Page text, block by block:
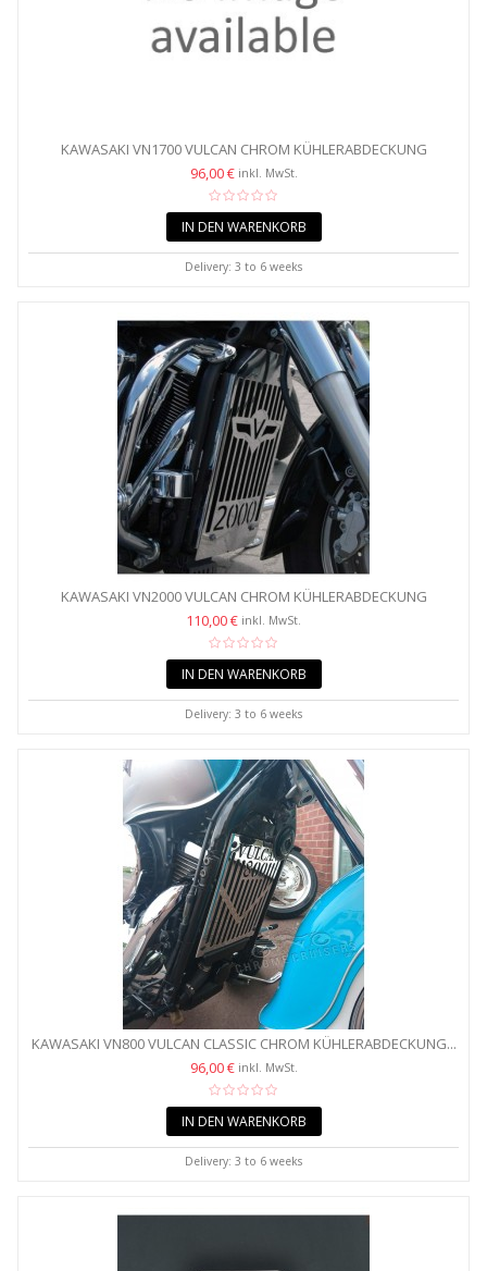
KAWASAKI VN1700 VULCAN CHROM KÜHLERABDECKUNG
GRILLSCHUTZ
96,00 € inkl. MwSt.
IN DEN WARENKORB
Delivery: 3 to 6 weeks
KAWASAKI VN2000 VULCAN CHROM KÜHLERABDECKUNG
GRILLSCHUTZ
110,00 € inkl. MwSt.
IN DEN WARENKORB
Delivery: 3 to 6 weeks
KAWASAKI VN800 VULCAN CLASSIC CHROM KÜHLERABDECKUNG...
96,00 € inkl. MwSt.
IN DEN WARENKORB
Delivery: 3 to 6 weeks